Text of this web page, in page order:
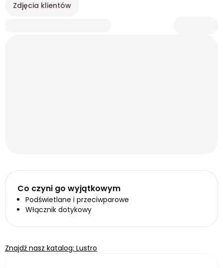
Zdjęcia klientów
Co czyni go wyjątkowym
Podświetlane i przeciwparowe
Włącznik dotykowy
Znajdź nasz katalog: Lustro